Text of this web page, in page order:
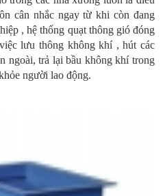
cân nhắc ngay từ khi còn đang
, hệ thống quạt thông gió đóng
lưu thông không khí , hút các
ngoài, trả lại bầu không khí trong
người lao động.